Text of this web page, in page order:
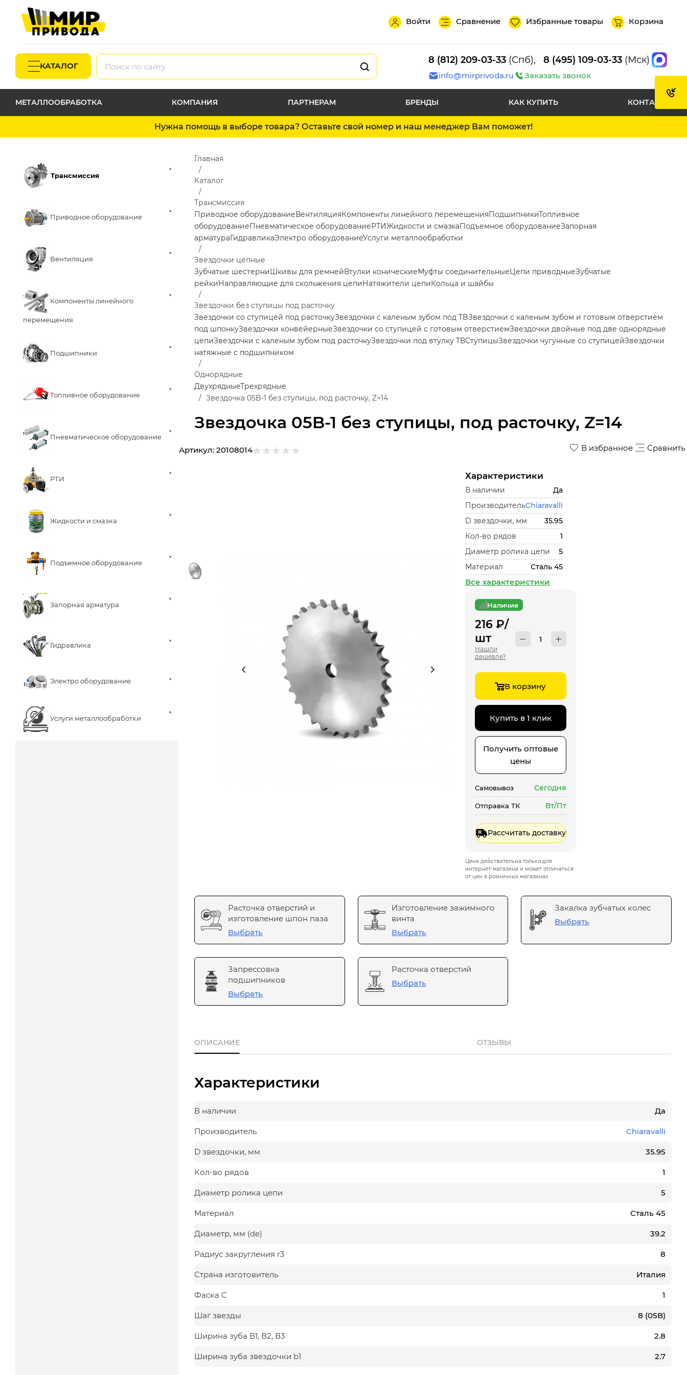
Войти Сравнение Избранные товары Корзина
КАТАЛОГ
8 (812) 209-03-33 (Спб), 8 (495) 109-03-33 (Мск)
info@mirprivoda.ru Заказать звонок
МЕТАЛЛООБРАБОТКА КОМПАНИЯ ПАРТНЕРАМ БРЕНДЫ КАК КУПИТЬ КОНТАКТЫ
Нужна помощь в выборе товара? Оставьте свой номер и наш менеджер Вам поможет!
Трансмиссия
Приводное оборудование
Вентиляция
Компоненты линейного
перемещения
Подшипники
Топливное оборудование
Пневматическое оборудование
РТИ
Жидкости и смазка
Подъемное оборудование
Запорная арматура
Гидравлика
Электро оборудование
Услуги металлообработки
Звездочка 05B-1 без ступицы, под расточку, Z=14
Главная
Каталог
Трансмиссия
Приводное оборудованиеВентиляцияКомпоненты линейного перемещенияПодшипникиТопливное
оборудованиеПневматическое оборудованиеРТИЖидкости и смазкаПодъемное оборудованиеЗапорная
арматураГидравликаЭлектро оборудованиеУслуги металлообработки
Звездочки цепные
Зубчатые шестерниШкивы для ремнейВтулки коническиеМуфты соединительныеЦепи приводныеЗубчатые
рейкиНаправляющие для скольжения цепиНатяжители цепиКольца и шайбы
Звездочки без ступицы под расточку
Звездочки со ступицей под расточкуЗвездочки с каленым зубом под TBЗвездочки с каленым зубом и готовым отверстием
под шпонкуЗвездочки конвейерныеЗвездочки со ступицей с готовым отверстиемЗвездочки двойные под две однорядные
цепиЗвездочки с каленым зубом под расточкуЗвездочки под втулку ТВСтупицыЗвездочки чугунные со ступицейЗвездочки
натяжные с подшипником
Однорядные
ДвухрядныеТрехрядные
Звездочка 05B-1 без ступицы, под расточку, Z=14
В избранное Сравнить
Артикул: 20108014
Характеристики
В наличии
Да
ПроизводительChiaravalli
D звездочки, мм
35.95
Кол-во рядов
1
Диаметр ролика цепи
5
Материал
Сталь 45
Все характеристики
Наличие
216₽/
шт
Нашли
дешевле?
В корзину
Купить в 1 клик
Получить оптовые
цены
Самовывоз Сегодня
Отправка ТК Вт/Пт
Рассчитать доставку
Цена действительна только для
интернет-магазина и может отличаться
от цен в розничных магазинах
Расточка отверстий и
изготовление шпон паза
Выбрать
Изготовление зажимного
винта
Выбрать
Закалка зубчатых колес
Выбрать
Запрессовка
подшипников
Выбрать
Расточка отверстий
Выбрать
ОПИСАНИЕ ОТЗЫВЫ
Характеристики
В наличии Да
Производитель Chiaravalli
D звездочки, мм 35.95
Кол-во рядов 1
Диаметр ролика цепи 5
Материал Сталь 45
Диаметр, мм (de) 39.2
Радиус закругления r3 8
Страна изготовитель Италия
Фаска C 1
Шаг звезды 8 (05B)
Ширина зуба В1, В2, В3 2.8
Ширина зуба звездочки b1 2.7